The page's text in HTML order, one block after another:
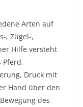
Arten auf
, Zügel-,
Hilfe versteht
Pferd,
Druck mit
Hand über den
des